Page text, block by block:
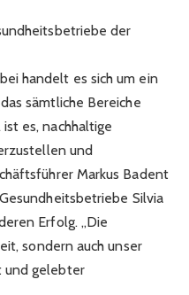
der
handelt es sich um ein
sämtliche Bereiche
es, nachhaltige
und
Markus Badent
Silvia
Erfolg. „Die
sondern auch unser
und gelebter